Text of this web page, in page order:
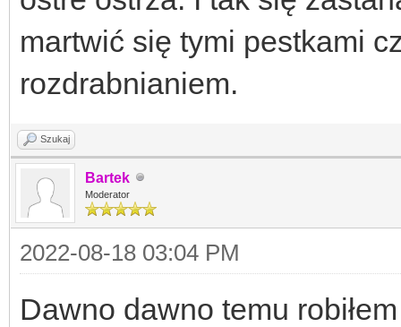
martwić się tymi pestkami
rozdrabnianiem.
Szukaj
Bartek
Moderator
2022-08-18 03:04 PM
Dawno dawno temu